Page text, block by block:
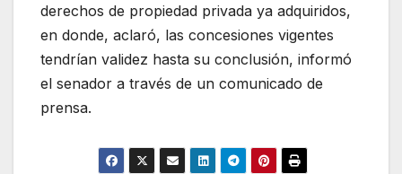
derechos de propiedad privada ya adquiridos,
en donde, aclaró, las concesiones vigentes
tendrían validez hasta su conclusión, informó
el senador a través de un comunicado de
prensa.